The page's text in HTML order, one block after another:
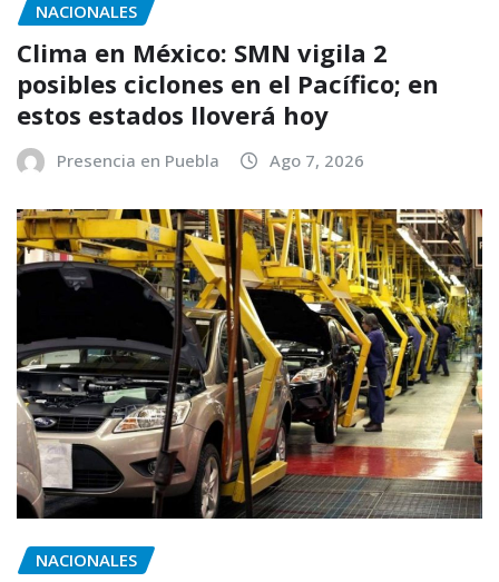
NACIONALES
Clima en México: SMN vigila 2
posibles ciclones en el Pacífico; en
estos estados lloverá hoy
Presencia en Puebla Ago 7, 2026
NACIONALES